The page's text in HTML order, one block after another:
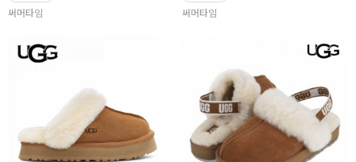
써머타임
써머타임